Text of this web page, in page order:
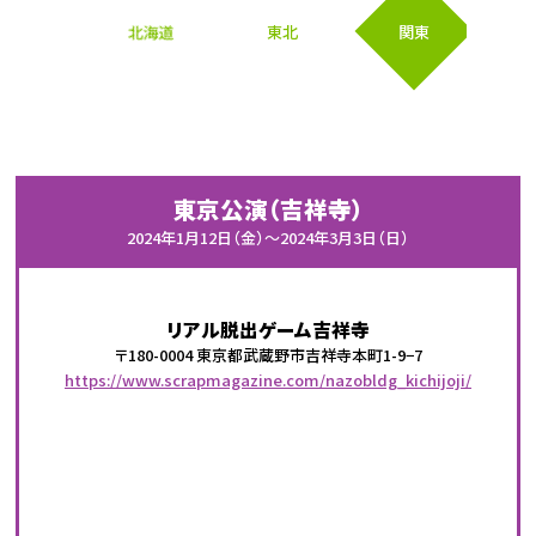
北海道 東北 関東
東京公演（吉祥寺）
2024年1月12日（金）〜2024年3月3日（日）
リアル脱出ゲーム吉祥寺
〒180-0004 東京都武蔵野市吉祥寺本町1-9−7
https://www.scrapmagazine.com/nazobldg_kichijoji/